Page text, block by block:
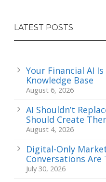
LATEST POSTS
Your Financial AI
Knowledge Base
August 6, 2026
AI Shouldn’t
Should Create
August 4, 2026
Digital-Only
Conversations Are
July 30, 2026